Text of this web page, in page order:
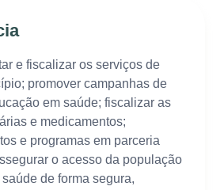
e fiscalizar os serviços de
promover campanhas de
em saúde; fiscalizar as
e medicamentos;
e programas em parceria
o acesso da população
de forma segura,